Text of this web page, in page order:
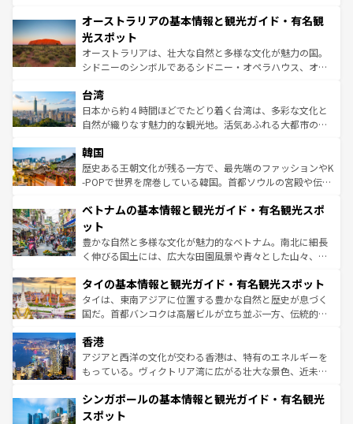
文化が魅力。旅行者はアメリカの各地域で異なる魅力を楽
しみながら、その多様性と豊かな歴史を感じることができ
るだろう。車でのロードトリップや列車の旅も、アメリカ
ならではの贅沢な旅のスタイルだ。 なお、新着のアメリカ
情報は コンテンツ一覧 を参照してほしい。
ワイ島は見逃せない。また、定番の観光地といえばオアフ
島だが、静かな自然を求めるならマウイ島やカウアイ島が
おすすめ。エメラルドグリーンに輝く海をはじめ、豊かな
文化や歴史が息づいている。「アロハスピリット」と呼ば
人々、おいしいローカルフードやハワイアンミュージッ
ク、伝統的なフラダンスなど、すべてがハワイの魅力を彩
っている。訪れるたびに新しい発見と感動が待っているハ
はコンテンツ一覧
オーストラリアの基本情報と観光ガイド・有名観
光スポット
オーストラリアは、壮大な自然と多様な文化が魅力の国。
シドニーのシンボルであるシドニー・オペラハウス、オー
リアリーフや大陸中央部にそびえるウルル（エアーズロッ
ク）、タスマニアの美しい原生林やケアンズの熱帯雨林な
ど、見どころがたくさん。また、カフェやワイン、オージ
いる。アクティビティも充実しており、サーフィンやダイ
ビング、ハイキングなど、アウトドア好きにはたまらな
い。オーストラリアの多彩な魅力を存分に味わいつくそ
参照してほしい。
台湾
日本から約４時間ほどでたどり着く台湾は、多彩な文化と
自然が織りなす魅力的な観光地。活気あふれる大都市の台
ン）、静ひつな山岳地帯である台湾東部など、都市の喧騒
と山間の静けさが共存しており、訪れる人に新しい発見と
驚きをもたらしてくれる。また、奥深い台湾の食文化も魅
容にもいいと評判のスイーツなど、バラエティ豊かな料理
照してほしい。
韓国
歴史ある王朝文化が残る一方で、最先端のファッションやK
-POPで世界を席巻している韓国。首都ソウルの宮殿や伝統
き、地方に足を延ばせば四季折々の自然美を楽しむことが
できる。そして、キムチや焼肉、絶品のストリートフード
まで、さまざまな韓国料理が待っている。夜には、韓国な
らではのナイトライフも堪能できる。あたたかいホスピタ
わってみてほしい。 なお、新着の韓国情報はコンテンツ一
覧 を参照してほしい。
ベトナムの基本情報と観光ガイド・有名観光スポ
ット
豊かな自然と多様な文化が魅力的なベトナム。南北に細長
く伸びる国土には、広大な田園風景や青々とした山々、世
急速な発展と共に伝統が息づく。ハノイの古い町並みやホ
ーチミン市のフランス統治時代の建物も、独特の雰囲気を
醸し出している。また、バラエティの豊かさとおいしさで
とつ。フォーやバインミー、ベトナムコーヒーなどは、ぜ
ひ現地で味わいたい。どの地域を訪れてもあたたかい人々
が旅行者を迎えてくれるので、きっと忘れられない旅にな
参照してほしい。
タイの基本情報と観光ガイド・有名観光スポット
タイは、東南アジアに位置する豊かな自然と歴史が息づく
国だ。首都バンコクは高層ビルが立ち並ぶ一方、伝統的な
の活気が交差している。北部ではチェンマイなどの山岳地
帯で自然と触れ合い、南部ではプーケットやクラビの美し
いビーチでリゾート気分を楽しむことができる。タイ料理
激する。気候は一年中温暖で、どの季節にも異なる楽しみ
が待っている。親しみやすいタイの人々、仏教を中心とし
香港
アジアと西洋の文化が交わる香港は、特有のエネルギーを
もっている。ヴィクトリア湾に広がる壮大な景色、近未来
み、どこを訪れても感動するはず。観光スポットが密集し
ており、効率よく見どころを回れるのも魅力。息をのむよ
シンガポールの基本情報と観光ガイド・有名観光
スポット